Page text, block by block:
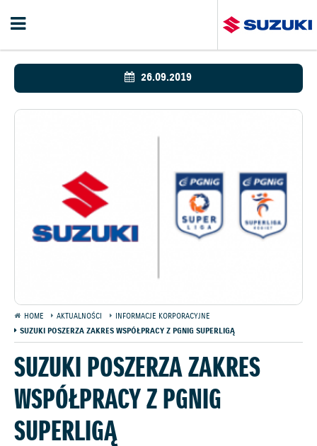
26.09.2019
HOME AKTUALNOŚCI
INFORMACJE KORPORACYJNE
SUZUKI POSZERZA ZAKRES WSPÓŁPRACY Z PGNIG SUPERLIGĄ
SUZUKI POSZERZA ZAKRES
WSPÓŁPRACY Z PGNIG
SUPERLIGĄ